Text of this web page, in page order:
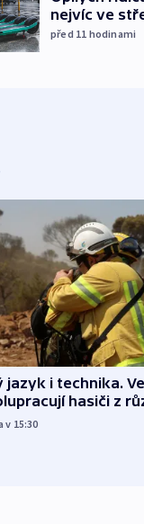
nejvíc ve
před 11 hodinami
jazyk i technika.
hasiči z
v 15:30